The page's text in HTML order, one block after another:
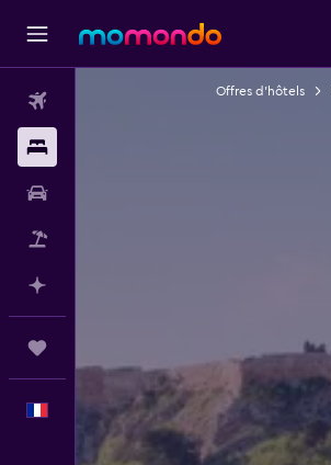
Français
Offres d’hôtels